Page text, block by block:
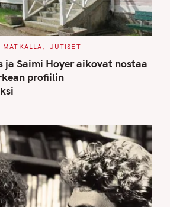
MATKALLA UUTISET
ja Saimi Hoyer aikovat nostaa
profiilin